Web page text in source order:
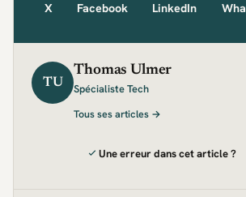
X Facebook LinkedIn
TU
Thomas Ulmer
Spécialiste Tech
Tous ses articles →
Une erreur dans cet article ?